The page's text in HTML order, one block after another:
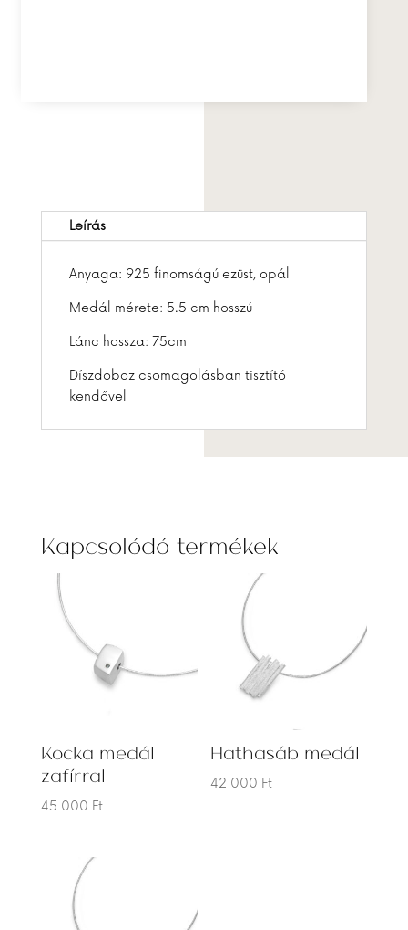
Leírás
Anyaga: 925 finomságú ezüst, opál
Medál mérete: 5.5 cm hosszú
Lánc hossza: 75cm
Díszdoboz csomagolásban tisztító
kendővel
Kapcsolódó termékek
Kocka medál
zafírral
45 000 Ft
Hathasáb medál
42 000 Ft